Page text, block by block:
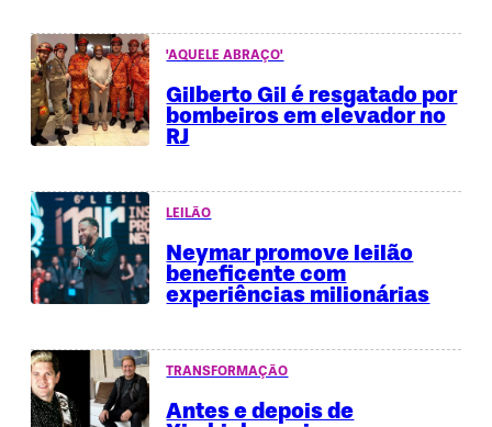
'AQUELE ABRAÇO'
Gilberto Gil é resgatado por
bombeiros em elevador no
RJ
LEILÃO
Neymar promove leilão
beneficente com
experiências milionárias
TRANSFORMAÇÃO
Antes e depois de